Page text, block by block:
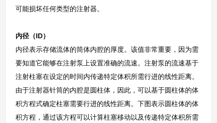
可能损坏任何类型的注射器。
内径（ID）
内径表示存储流体的筒体内腔的厚度。该值非常重要，因为需
要知道它能够在注射泵上设置准确的流速。注射泵的流速基于
注射柱塞在设定的时间内传递特定体积所需行进的线性距离。
由于注射器针筒的内腔是圆柱体，因此，可以基于圆柱体的体
积方程式确定柱塞需要行进的线性距离。下图表示圆柱体的体
积方程，通过该方程可以计算柱塞移动以及传递特定体积所需